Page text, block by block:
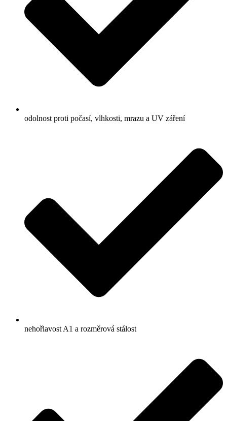
odolnost proti počasí, vlhkosti, mrazu a UV záření
nehořlavost A1 a rozměrová stálost